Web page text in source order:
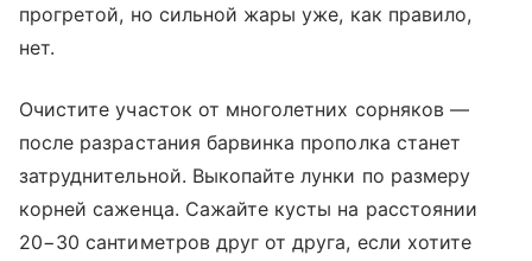
прогретой, но сильной жары уже, как правило,
нет.
Очистите участок от многолетних сорняков —
после разрастания барвинка прополка станет
затруднительной. Выкопайте лунки по размеру
корней саженца. Сажайте кусты на расстоянии
20−30 сантиметров друг от друга, если хотите